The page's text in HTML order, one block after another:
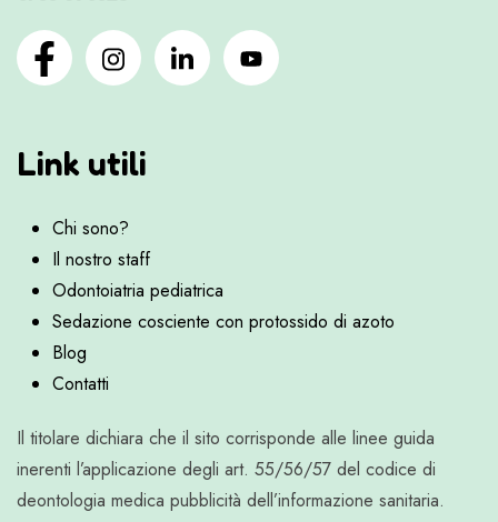
Link utili
Chi sono?
Il nostro staff
Odontoiatria pediatrica
Sedazione cosciente con protossido di azoto
Blog
Contatti
Il titolare dichiara che il sito corrisponde alle linee guida
inerenti l’applicazione degli art. 55/56/57 del codice di
deontologia medica pubblicità dell’informazione sanitaria.